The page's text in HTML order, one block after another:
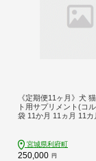
《定期便11ヶ月》犬
ト用サプリメント(コ
袋 11か月 11ヵ月 11カ
宮城県利府町
250,000 円